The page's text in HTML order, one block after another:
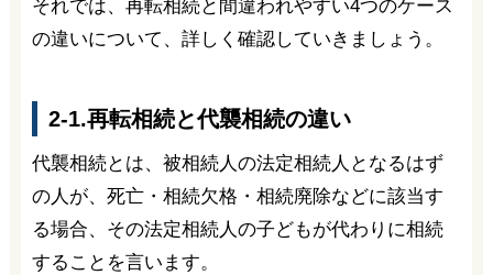
それでは、再転相続と間違われやすい4つのケース
の違いについて、詳しく確認していきましょう。
2-1.再転相続と代襲相続の違い
代襲相続とは、被相続人の法定相続人となるはず
の人が、死亡・相続欠格・相続廃除などに該当す
る場合、その法定相続人の子どもが代わりに相続
することを言います。